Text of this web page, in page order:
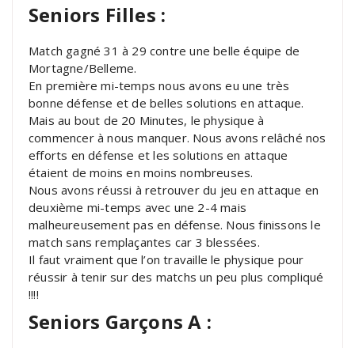
Seniors Filles :
Match gagné 31 à 29 contre une belle équipe de
Mortagne/Belleme.
En première mi-temps nous avons eu une très
bonne défense et de belles solutions en attaque.
Mais au bout de 20 Minutes, le physique à
commencer à nous manquer. Nous avons relâché nos
efforts en défense et les solutions en attaque
étaient de moins en moins nombreuses.
Nous avons réussi à retrouver du jeu en attaque en
deuxième mi-temps avec une 2-4 mais
malheureusement pas en défense. Nous finissons le
match sans remplaçantes car 3 blessées.
Il faut vraiment que l’on travaille le physique pour
réussir à tenir sur des matchs un peu plus compliqué
!!!!
Seniors Garçons A :